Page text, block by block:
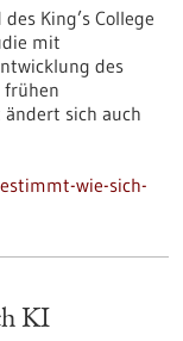
King’s College
mit
des
frühen
sich auch
wie-sich-
KI